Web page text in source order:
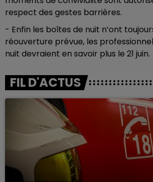
respect des gestes barrières.
- Enfin les boîtes de nuit n’ont
réouverture prévue, les
nuit devraient en savoir plus le 21 juin.
FIL D'ACTUS